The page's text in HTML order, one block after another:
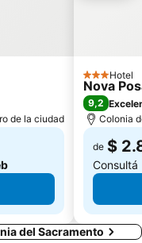
de la ciudad
3 Estrellas
Hotel
Nova
9,2
Colonia
de $
del Sacramento